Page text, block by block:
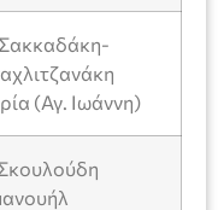
(Αγ. Ιωάννη)